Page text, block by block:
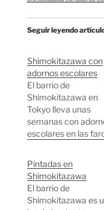
Seguir leyendo
Shimokitazawa con
adornos escolares
El barrio de
Shimokitazawa en
Tokyo lleva unas
semanas con
escolares en las
dibujos hechos por
alumnos de una
escuela de primaria
la zona que cumple
Pintadas en
Shimokitazawa
El barrio de
Shimokitazawa es